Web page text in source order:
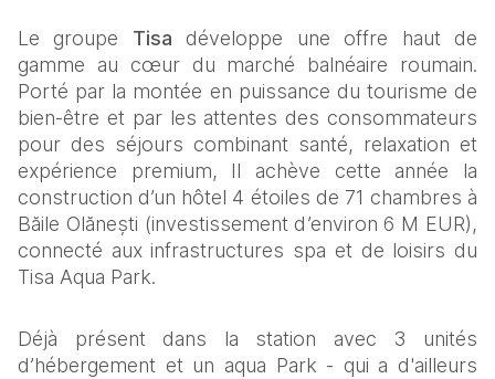
Le groupe Tisa développe une offre haut de
gamme au cœur du marché balnéaire roumain.
Porté par la montée en puissance du tourisme de
bien‑être et par les attentes des consommateurs
pour des séjours combinant santé, relaxation et
expérience premium, Il achève cette année la
construction d’un hôtel 4 étoiles de 71 chambres à
Băile Olănești (investissement d’environ 6 M EUR),
connecté aux infrastructures spa et de loisirs du
Tisa Aqua Park.
Déjà présent dans la station avec 3 unités
d’hébergement et un aqua Park - qui a d'ailleurs